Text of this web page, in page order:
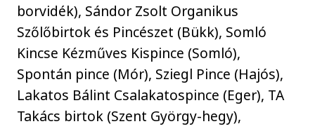
borvidék), Sándor Zsolt Organikus
Szőlőbirtok és Pincészet (Bükk), Somló
Kincse Kézműves Kispince (Somló),
Spontán pince (Mór), Sziegl Pince (Hajós),
Lakatos Bálint Csalakatospince (Eger), TA
Takács birtok (Szent György-hegy),